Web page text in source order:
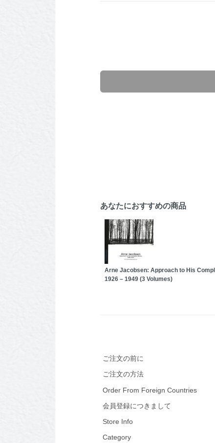
あなたにおすすめの商品
Arne Jacobsen: Approach to His
1926 – 1949 (3 Volumes)
ご注文の前に
ご注文の方法
Order From Foreign Countries
会員登録につきまして
Store Info
Category